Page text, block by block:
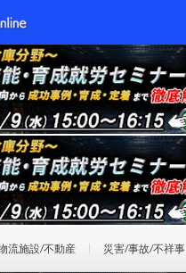
流施設/不動産 災害/事故/不祥事